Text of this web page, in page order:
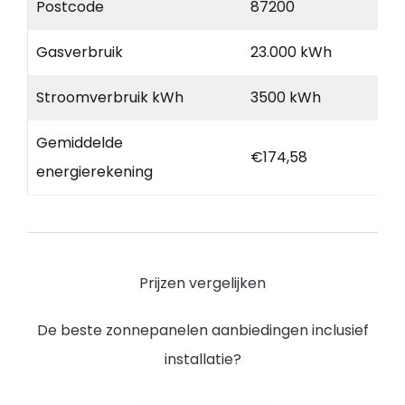
Postcode 87200
Gasverbruik 23.000 kWh
Stroomverbruik kWh 3500 kWh
Gemiddelde
energierekening
€174,58
Prijzen vergelijken
De beste zonnepanelen aanbiedingen inclusief
installatie?